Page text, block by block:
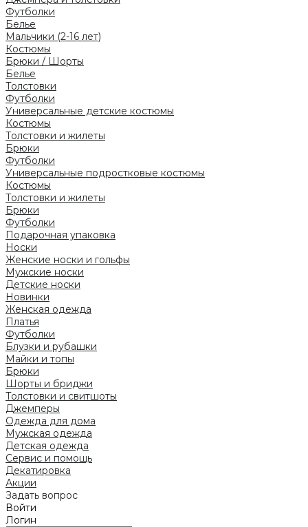
Футболки
Белье
Мальчики (2-16 лет)
Костюмы
Брюки / Шорты
Белье
Толстовки
Футболки
Универсальные детские костюмы
Костюмы
Толстовки и жилеты
Брюки
Футболки
Универсальные подростковые костюмы
Костюмы
Толстовки и жилеты
Брюки
Футболки
Подарочная упаковка
Носки
Женские носки и гольфы
Мужские носки
Детские носки
Новинки
Женская одежда
Платья
Футболки
Блузки и рубашки
Майки и топы
Брюки
Шорты и бриджи
Толстовки и свитшоты
Джемперы
Одежда для дома
Мужская одежда
Детская одежда
Сервис и помощь
Декатировка
Акции
Задать вопрос
Войти
Логин